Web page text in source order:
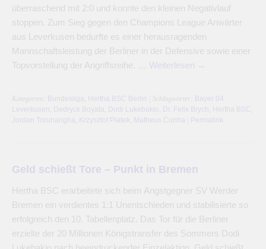
überraschend mit 2:0 und konnte den kleinen Negativlauf
stoppen. Zum Sieg gegen den Champions League Anwärter
aus Leverkusen bedurfte es einer herausragenden
Mannschaftsleistung der Berliner in der Defensive sowie einer
Topvorstellung der Angriffsreihe. … Weiterlesen →
Kategorien: Bundesliga Hertha BSC Berlin | Schlagwörter: Bayer 04
Leverkusen
Dedryck Boyata Dodi Lukebakio Dr. Felix Brych Hertha BSC
Jordan Torunarigha
Krzysztof Piatek Matheus Cunha Permalink
Geld schießt Tore – Punkt in Bremen
Hertha BSC erarbeitete sich beim Angstgegner SV Werder
Bremen ein verdientes 1:1 Unentschieden und stabilisierte so
erfolgreich den 10. Tabellenplatz. Das Tor für die Berliner
erzielte der 20 Millionen Königstransfer des Sommers Dodi